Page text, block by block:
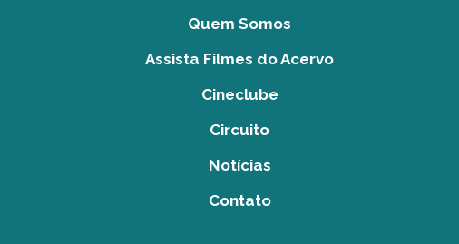
Quem Somos
Assista Filmes do Acervo
Cineclube
Circuito
Notícias
Contato